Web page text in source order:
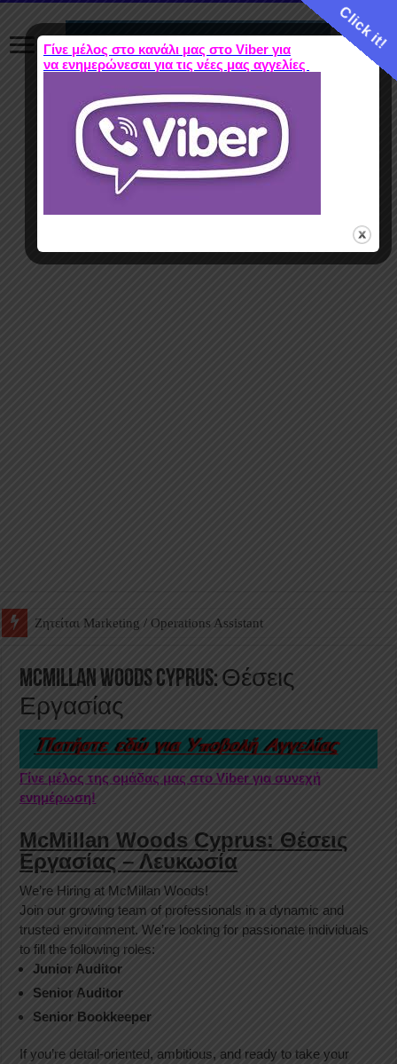
Ζητείται Βοηθός Αποθήκης σε Φαρμακείο
McMillan Woods Cyprus: Θέσεις
Εργασίας
Γίνε μέλος της ομάδας μας στο Viber για συνεχή
ενημέρωση!
McMillan Woods Cyprus: Θέσεις
Εργασίας – Λευκωσία
We’re Hiring at McMillan Woods!
Join our growing team of professionals in a dynamic and
trusted environment. We’re looking for passionate individuals
to fill the following roles:
Junior Auditor
Senior Auditor
Senior Bookkeeper
If you’re detail-oriented, ambitious, and ready to take your
Click it!
Γίνε μέλος στο κανάλι μας στο Viber για
να ενημερώνεσαι για τις νέες μας αγγελίες